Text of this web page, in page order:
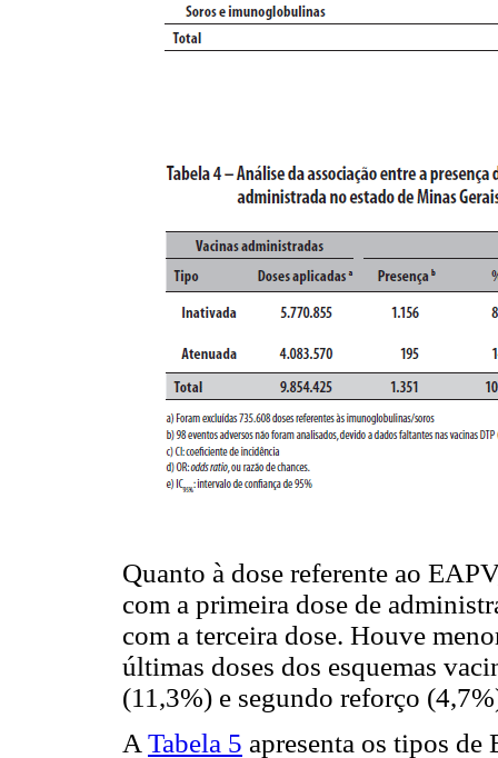
Quanto à dose referente ao
com a primeira dose de
com a terceira dose. Houve
últimas doses dos esquemas
(11,3%) e segundo reforço
A Tabela 5 apresenta os tipos de